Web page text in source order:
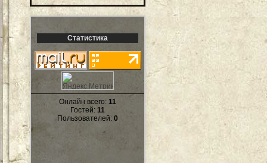
Статистика
Онлайн всего: 11
Гостей: 11
Пользователей: 0